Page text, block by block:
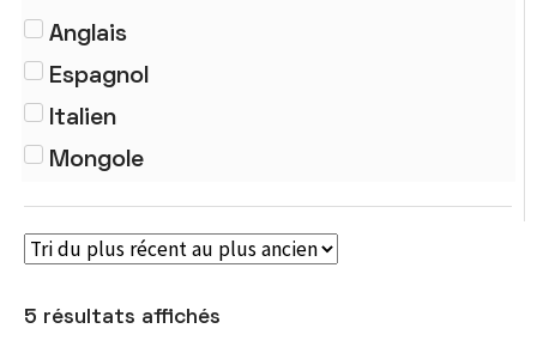
Anglais
Espagnol
Italien
Mongole
5 résultats affichés